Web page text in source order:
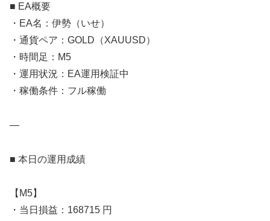
■ EA概要
・EA名：伊勢（いせ）
・通貨ペア：GOLD（XAUUSD）
・時間足：M5
・運用状況：EA運用検証中
・稼働条件：フル稼働
—
■ 本日の運用成績
【M5】
・当日損益：168715 円